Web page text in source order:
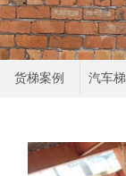
货梯案例 汽车